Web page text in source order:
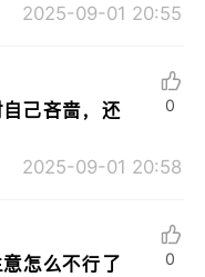
2025-09-01 20:55
己吝啬，还
2025-09-01 20:58
0
怎么不行了
0